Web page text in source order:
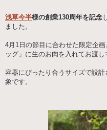
浅草今半様の創業130周年を記念
ました。
4月1日の節目に合わせた限定企
ッグ」に生のお肉を入れてお渡し
容器にぴったり合うサイズで設
象です。